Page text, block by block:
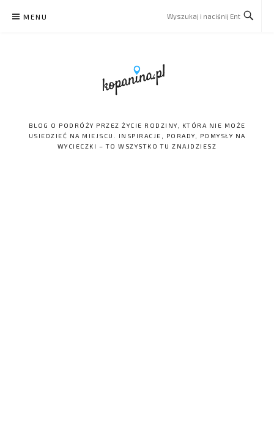
MENU
BLOG O PODRÓŻY PRZEZ ŻYCIE RODZINY, KTÓRA NIE MOŻE
USIEDZIEĆ NA MIEJSCU. INSPIRACJE, PORADY, POMYSŁY NA
WYCIECZKI – TO WSZYSTKO TU ZNAJDZIESZ